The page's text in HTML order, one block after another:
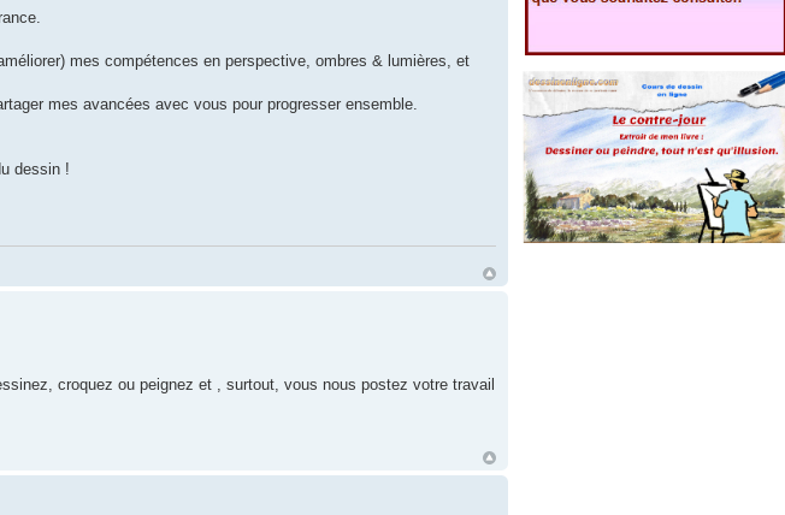
mes compétences en perspective, ombres & lumières, et
mes avancées avec vous pour progresser ensemble.
dessin !
croquez ou peignez et , surtout, vous nous postez votre travail